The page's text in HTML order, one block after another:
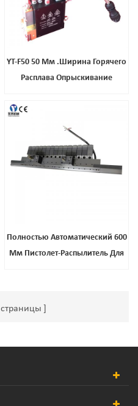
YT-F50 50 Мм .Ширина Горячего
Расплава Опрыскивание
Полностью Автоматический 600
Мм Пистолет-Распылитель Для
страницы